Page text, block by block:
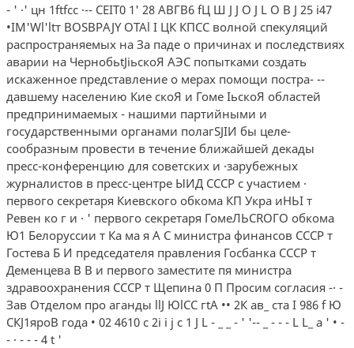
- ' ·' цн 1ftfcc ·-- CEIT0 1' 28 АВГВ6 fЦ Ш J J O J L O B J 25 i47
•IМ'Wl'ltт BOSВPAJY OTAl I ЦК КПСС волной спекуляций
распространяемых на За­ паде о причинах и последствиях
аварии на ЧернобьtJiьскоЯ АЭС попытками создать
искаженное представление о мерах помощи постра- --
давшему населению Кие скоЯ и Гоме IьскоЯ областей
предпринимаемых - нашими партийными и
государственными органами полагSJIИ бы целе-
сообразным провести в течение ближайшей декады
пресс-конференцию для советских и ·зарубежных
журналистов в пресс-центре ЫИД СССР с участием ·
первого секретаря Киевского обкома КП Укра иНЬI т
Ревен­ ко г и · ' первого секретаря ГомеЛЬСRОГО обкома
Ю1 Белоруссии т Ка­ ма я А С министра финансов СССР т
Гостева Б И председателя правления Госбанка СССР т
Деменцева В В и первого заместите пя министра
здравоохранения СССР т Щепина 0 П Просим согласия -· -
Зав Отделом про аганды llJ ЮlСС гtА •• 2К ав_ ста I 986 f Ю
СКJ1яроВ года • 02 4610 с 2i i j с 1 J L - _ _ - ' '-- _ - - - L L_ а ' • -
- · - - - 4 t '